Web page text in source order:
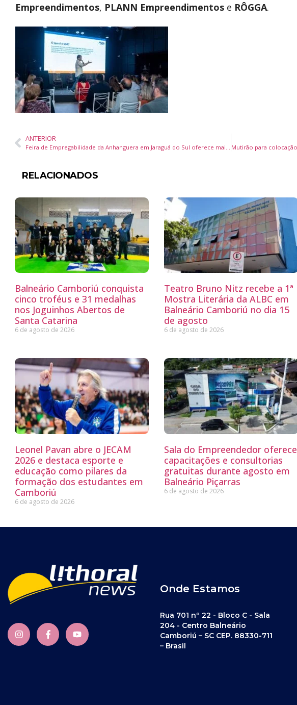
Empreendimentos, PLANN Empreendimentos e RÔGGA.
ANTERIOR
Feira de Empregabilidade da Anhanguera em Jaraguá do Sul oferece mais de 200 vagas e oportunidades para jovens
RELACIONADOS
Balneário Camboriú conquista
cinco troféus e 31 medalhas
nos Joguinhos Abertos de
Santa Catarina
6 de agosto de 2026
Teatro Bruno Nitz recebe a 1ª
Mostra Literária da ALBC em
Balneário Camboriú no dia 15
de agosto
6 de agosto de 2026
Leonel Pavan abre o JECAM
2026 e destaca esporte e
educação como pilares da
formação dos estudantes em
Camboriú
6 de agosto de 2026
Sala do Empreendedor oferece
capacitações e consultorias
gratuitas durante agosto em
Balneário Piçarras
6 de agosto de 2026
Onde Estamos
Rua 701 nº 22 - Bloco C - Sala
204 - Centro Balneário
Camboriú – SC CEP. 88330-711
– Brasil